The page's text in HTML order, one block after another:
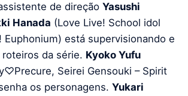
de direção Yasushi
Hanada (Love Live! School idol
Euphonium) está supervisionando e
da série. Kyoko Yufu
Seirei Gensouki – Spirit
os personagens. Yukari